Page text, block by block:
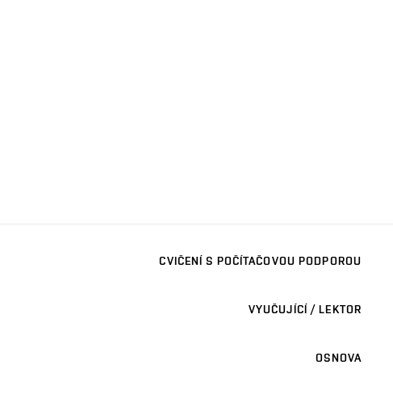
CVIČENÍ S POČÍTAČOVOU PODPOROU
VYUČUJÍCÍ / LEKTOR
OSNOVA